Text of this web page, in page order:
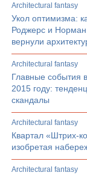
architectural fantasy
Укол оптимизма:
Роджерс и
вернули
architectural fantasy
Главные события
2015 году:
скандалы
architectural fantasy
Квартал «Штрих-
изобретая
architectural fantasy